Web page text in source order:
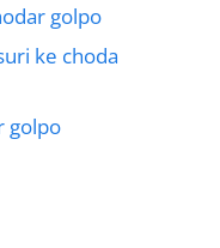
golpo
ke choda
golpo